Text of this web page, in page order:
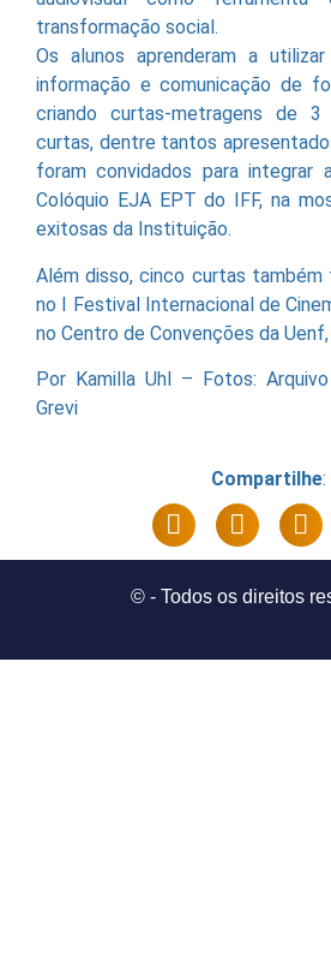
transformação social.
Os alunos aprenderam a
informação e comunicação de
criando curtas-metragens de
curtas, dentre tantos
foram convidados para integrar
Colóquio EJA EPT do IFF, na
exitosas da Instituição.
Além disso, cinco curtas também
no I Festival Internacional de
no Centro de Convenções da
Por Kamilla Uhl – Fotos:
Grevi
Compartilhe:
© - Todos os direitos